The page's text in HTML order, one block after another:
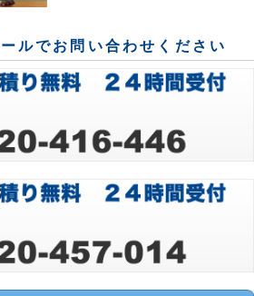
ルでお問い合わせください